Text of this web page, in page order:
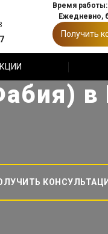
Время
Ежедневно,
Получить
в